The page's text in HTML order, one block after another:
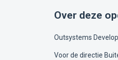
Over deze
Outsystems
Voor de directie